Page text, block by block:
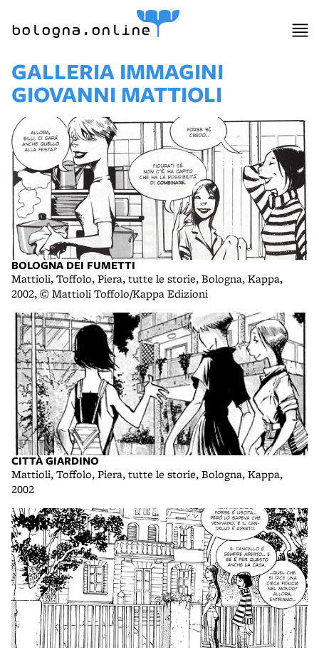
bologna.online
GALLERIA IMMAGINI
GIOVANNI MATTIOLI
BOLOGNA DEI FUMETTI
Mattioli, Toffolo, Piera, tutte le storie, Bologna, Kappa,
2002, © Mattioli Toffolo/Kappa Edizioni
CITTÀ GIARDINO
Mattioli, Toffolo, Piera, tutte le storie, Bologna, Kappa,
2002